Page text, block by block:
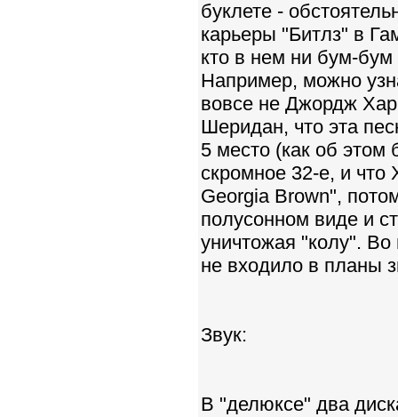
буклете -
карьеры "Битлз" в
кто в нем ни бум-бум
Например, можно
вовсе не Джордж
Шеридан, что эта
5 место (как об этом
скромное 32-е, и что
Georgia Brown",
полусонном виде и
уничтожая "колу".
не входило в планы
Звук:
В "делюксе" два